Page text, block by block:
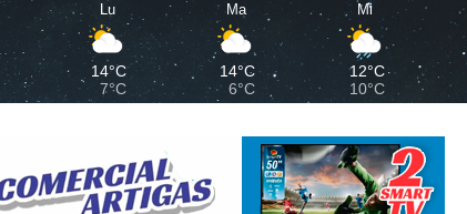
Lu
14°C
7°C
Ma
14°C
6°C
Mi
12°C
10°C